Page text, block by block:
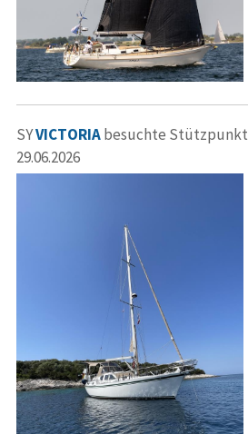
SYVICTORIAbesuchte Stützpunkt
29.06.2026